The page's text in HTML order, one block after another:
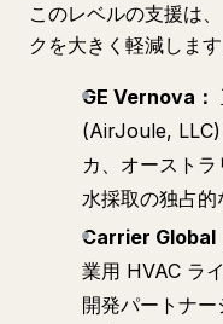
このレベルの支援は
クを大きく軽減します
GE Vernova：
(AirJoule, LLC)
カ、オースト
水採取の独占的
Carrier Global
業用 HVAC ラ
開発パートナ